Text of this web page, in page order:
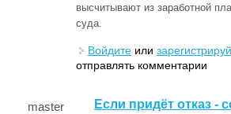
высчитывают из заработной
суда.
Войдите или
отправлять комментарии
master Если придёт отказ -